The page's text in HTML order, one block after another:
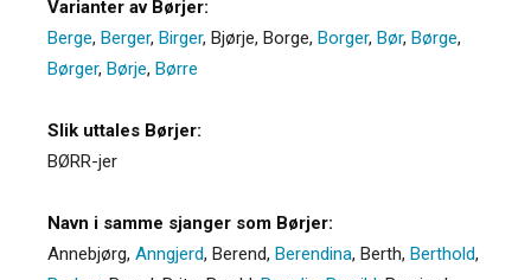
Varianter av Børjer:
Berge, Berger, Birger, Bjørje, Borge, Borger, Bør, Børge,
Børger, Børje, Børre
Slik uttales Børjer:
BØRR-jer
Navn i samme sjanger som Børjer:
Annebjørg, Anngjerd, Berend, Berendina, Berth, Berthold,